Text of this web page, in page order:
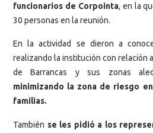
funcionarios de Corpointa, en la
30 personas en la reunión.
En la actividad se dieron a
realizando la institución con relación
de Barrancas y sus zonas
minimizando la zona de riesgo
familias.
También se les pidió a los